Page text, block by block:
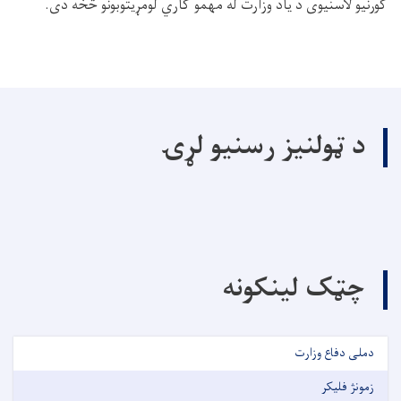
د ټولنیز رسنیو لړۍ
چټک لینکونه
دملی دفاع وزارت
زمونژ فلیکر